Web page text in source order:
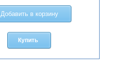
Добавить в корзину
Купить